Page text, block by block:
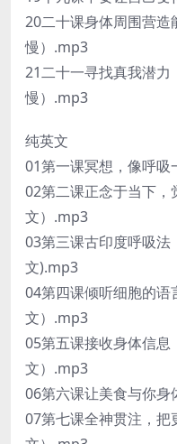
20二十课身体周围营
慢）.mp3
21二十一寻找真我潜
慢）.mp3
纯英文
01第一课冥想，像呼
02第二课正念于当下
文）.mp3
03第三课古印度呼吸
文).mp3
04第四课倾听细胞的
文）.mp3
05第五课接收身体信
文）.mp3
06第六课让美食与你
07第七课全神贯注，